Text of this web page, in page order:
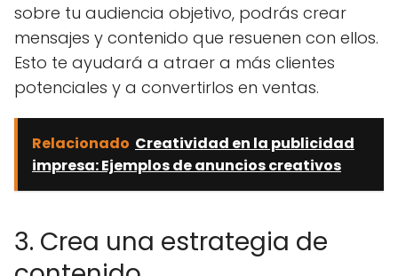
sobre tu audiencia objetivo, podrás crear
mensajes y contenido que resuenen con ellos.
Esto te ayudará a atraer a más clientes
potenciales y a convertirlos en ventas.
Relacionado Creatividad en la publicidad
impresa: Ejemplos de anuncios creativos
3. Crea una estrategia de